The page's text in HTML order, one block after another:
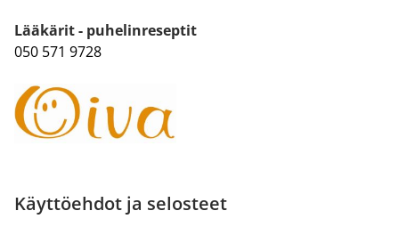
Lääkärit - puhelinreseptit
050 571 9728
Käyttöehdot ja selosteet